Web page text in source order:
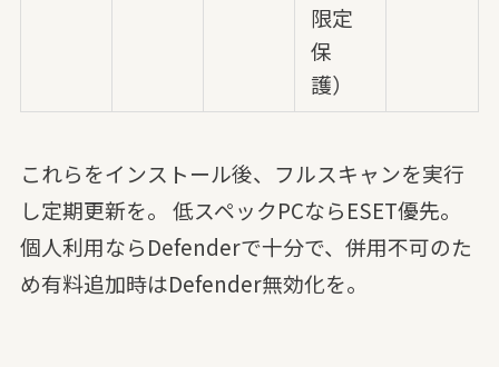
限定
保
護）
これらをインストール後、フルスキャンを実行
し定期更新を。 低スペックPCならESET優先。
個人利用ならDefenderで十分で、併用不可のた
め有料追加時はDefender無効化を。